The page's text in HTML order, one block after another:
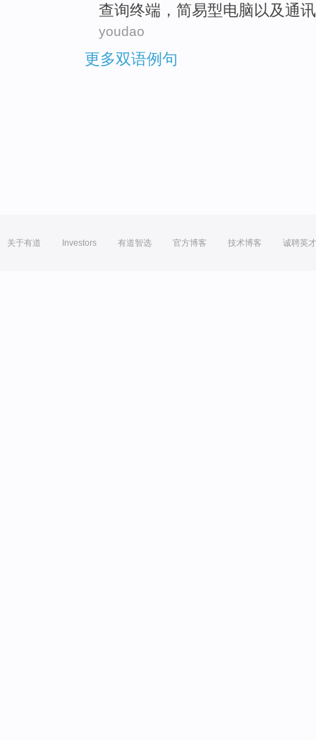
查询终端，简易型电脑以及通
youdao
更多双语例句
关于有道 Investors 有道智选 官方博客 技术博客 诚聘英才